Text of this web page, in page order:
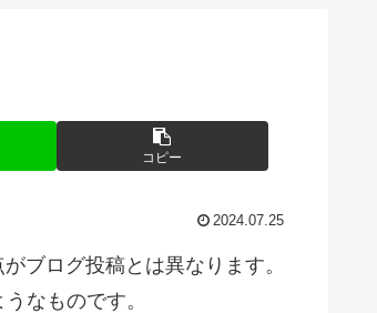
コピー
2024.07.25
ブログ投稿とは異なります。
なものです。